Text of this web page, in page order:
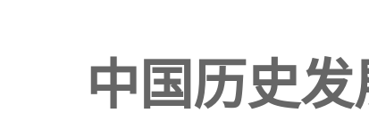
中国历史